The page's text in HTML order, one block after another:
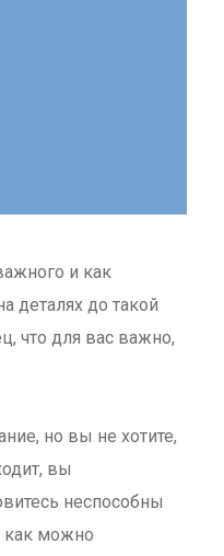
и как
деталях до такой
что для вас важно,
но вы не хотите,
вы
неспособны
как можно